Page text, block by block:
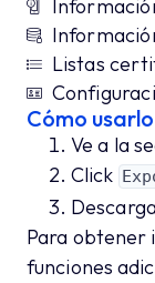
Listas
Cómo usarlo
Ve a la
Click
Para obtener
funciones